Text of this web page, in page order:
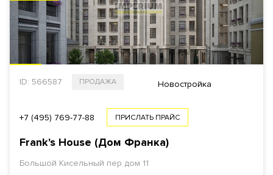
ID: 566587 ПРОДАЖА Новостройка
+7 (495) 769-77-88 ПРИСЛАТЬ ПРАЙС
Frank's House (Дом Франка)
Большой Кисельный пер дом 11